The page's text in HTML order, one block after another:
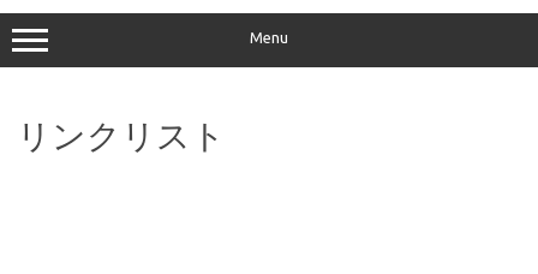
ッ
プ
Menu
リンクリスト